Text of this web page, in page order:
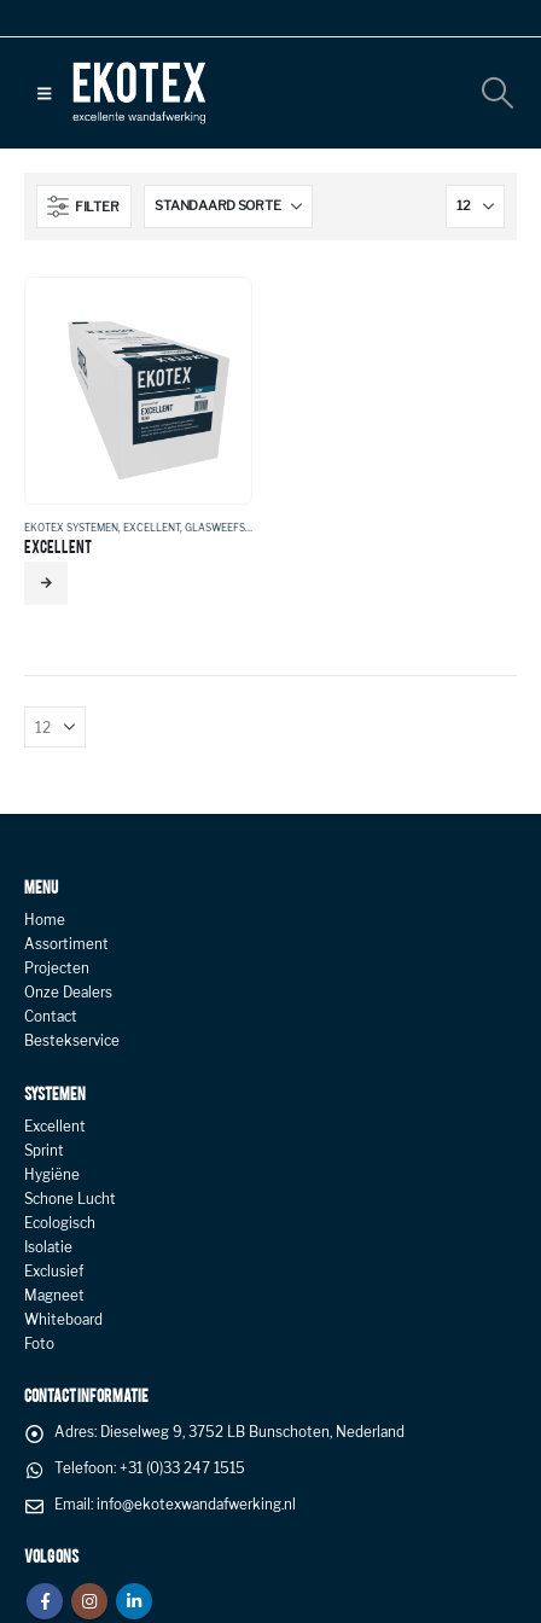
FILTER
EKOTEX SYSTEMEN EXCELLENT, GLASWEEFSEL
EXCELLENT
MENU
Home
Assortiment
Projecten
Onze Dealers
Contact
Bestekservice
SYSTEMEN
Excellent
Sprint
Hygiëne
Schone Lucht
Ecologisch
Isolatie
Exclusief
Magneet
Whiteboard
Foto
CONTACT INFORMATIE
Adres: Dieselweg 9, 3752 LB Bunschoten, Nederland
Telefoon: +31 (0)33 247 1515
Email: info@ekotexwandafwerking.nl
VOLG ONS